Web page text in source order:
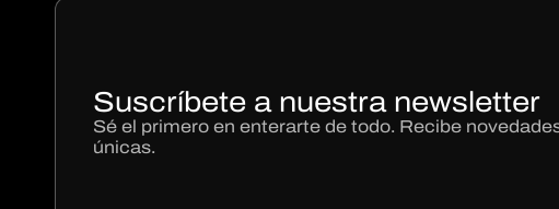
Suscríbete a nuestra newsletter
Sé el primero en enterarte de todo. Recibe
únicas.